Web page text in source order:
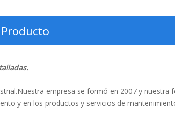
empresa se formó en 2007 y nuestra
y en los productos y servicios de